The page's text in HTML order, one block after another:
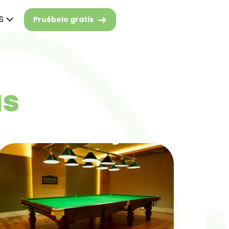
Pruébelo gratis